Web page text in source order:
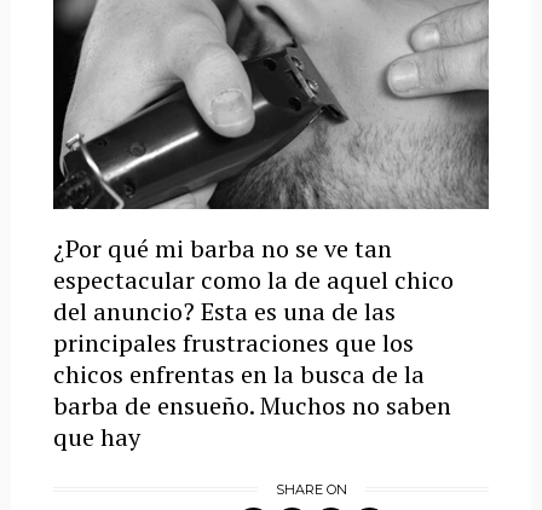
¿Por qué mi barba no se ve tan
espectacular como la de aquel chico
del anuncio? Esta es una de las
principales frustraciones que los
chicos enfrentas en la busca de la
barba de ensueño. Muchos no saben
que hay
SHARE ON